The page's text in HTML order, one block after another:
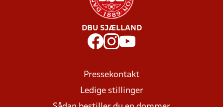
DBU SJÆLLAND
Pressekontakt
Ledige stillinger